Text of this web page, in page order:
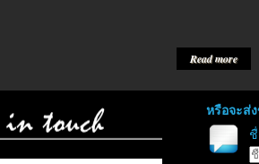
Read more
หรือจะส่